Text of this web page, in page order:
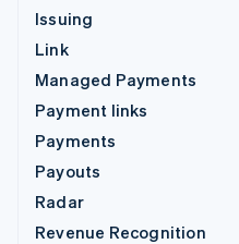
Issuing
Link
Managed Payments
Payment links
Payments
Payouts
Radar
Revenue Recognition